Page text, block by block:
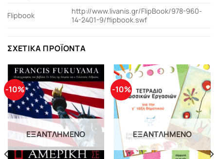
Flipbook
http://www.livanis.gr/FlipBook/978-960-
14-2401-9/flipbook.swf
ΣΧΕΤΙΚΆ ΠΡΟΪΌΝΤΑ
-10%
ΕΞΑΝΤΛΗΜΈΝΟ
-10%
ΕΞΑΝΤΛΗΜΈΝΟ